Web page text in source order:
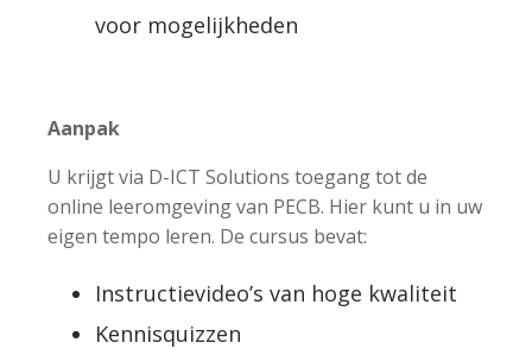
voor mogelijkheden
Aanpak
U krijgt via D-ICT Solutions toegang tot de
online leeromgeving van PECB. Hier kunt u in uw
eigen tempo leren. De cursus bevat:
Instructievideo’s van hoge kwaliteit
Kennisquizzen